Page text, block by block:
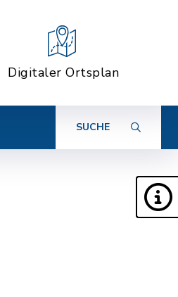
Digitaler Ortsplan
SUCHE